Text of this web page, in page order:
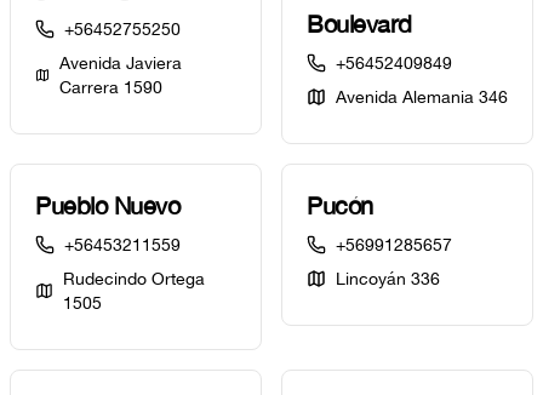
+56452755250
Avenida Javiera
Carrera 1590
Boulevard
+56452409849
Avenida Alemania 346
Pueblo Nuevo
+56453211559
Rudecindo Ortega
1505
Pucón
+56991285657
Lincoyán 336